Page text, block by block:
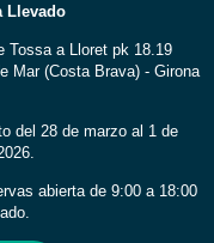
Llevado
Tossa a Lloret pk 18.19
Mar (Costa Brava) - Girona
del 28 de marzo al 1 de
abierta de 9:00 a 18:00